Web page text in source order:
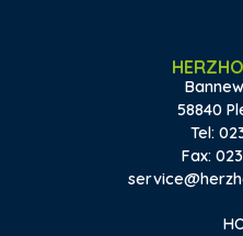
58840
Tel:
Fax: